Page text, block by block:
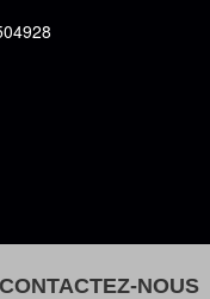
CONTACTEZ-NOUS